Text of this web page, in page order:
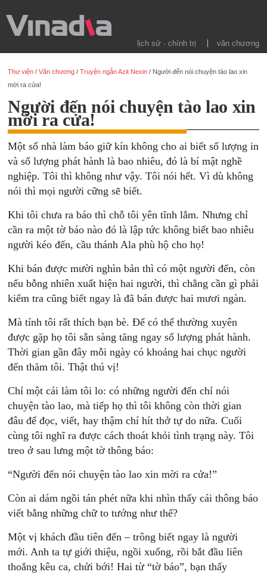
lịch sử · chính trị văn chương
Thư viện /Văn chương /Truyện ngắn Azit Nexin / Người đến nói chuyện tào lao xin
mời ra cửa!
Người đến nói chuyện tào lao xin
mời ra cửa!
Một số nhà làm báo giữ kín không cho ai biết số lượng in
và số lượng phát hành là bao nhiêu, đó là bí mật nghề
nghiệp. Tôi thì không như vậy. Tôi nói hết. Vì dù không
nói thì mọi người cững sẽ biết.
Khi tôi chưa ra báo thì chỗ tôi yên tĩnh lắm. Nhưng chỉ
cần ra một tờ báo nào đó là lập tức không biết bao nhiêu
người kéo đến, cầu thánh Ala phù hộ cho họ!
Khi bán được mười nghìn bản thì có một người đến, còn
nếu bỗng nhiên xuất hiện hai người, thì chẳng cần gì phải
kiểm tra cũng biết ngay là đã bán được hai mươi ngàn.
Mà tính tôi rất thích bạn bè. Để có thể thường xuyên
được gặp họ tôi sẵn sàng tăng ngay số lượng phát hành.
Thời gian gần đây mỗi ngày có khoảng hai chục người
đến thăm tôi. Thật thú vị!
Chỉ một cái làm tôi lo: có những người đến chỉ nói
chuyện tào lao, mà tiếp họ thì tôi không còn thời gian
đâu để đọc, viết, hay thậm chí hít thở tự do nữa. Cuối
cùng tôi nghĩ ra được cách thoát khỏi tình trạng này. Tôi
treo ở sau lưng một tờ thông báo:
“Người đến nói chuyện tào lao xin mời ra cửa!”
Còn ai dám ngồi tán phét nữa khi nhìn thấy cái thông báo
viết bằng những chữ to tướng như thế?
Một vị khách đầu tiên đến – trông biết ngay là người
mới. Anh ta tự giới thiệu, ngồi xuống, rồi bắt đầu liên
thoắng kêu ca, chửi bới! Hai từ “tờ báo”, bạn thấy